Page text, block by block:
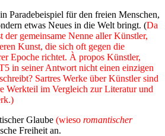
Paradebeispiel für den freien Menschen,
etwas Neues in die Welt bringt. (Da
der gemeinsame Nenne aller Künstler,
Kunst, die sich oft gegen die
Epoche richtet. À propos Künstler,
in seiner Antwort nicht einen einzigen
Sartres Werke über Künstler sind
Werkteil im Vergleich zur Literatur und
Glaube (wieso romantischer
Freiheit an.